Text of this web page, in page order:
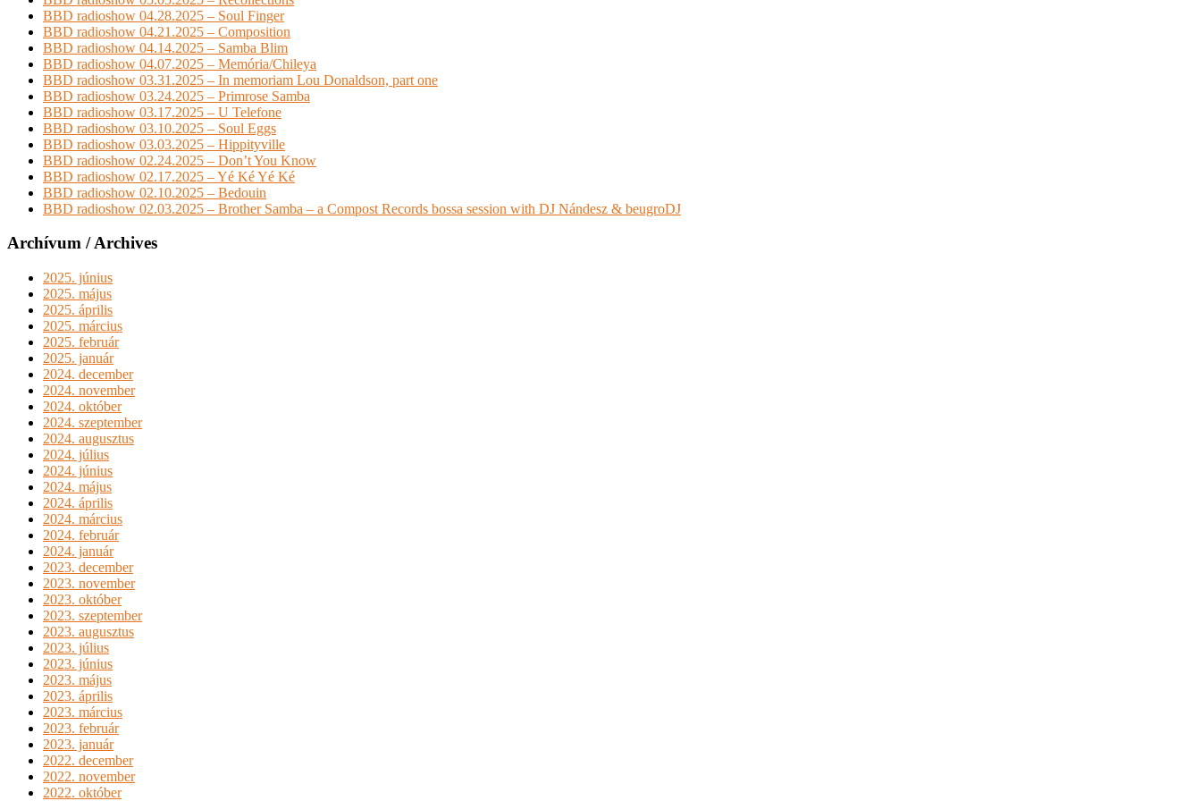
BBD radioshow 04.28.2025 – Soul Finger
BBD radioshow 04.21.2025 – Composition
BBD radioshow 04.14.2025 – Samba Blim
BBD radioshow 04.07.2025 – Memória/Chileya
BBD radioshow 03.31.2025 – In memoriam Lou Donaldson, part one
BBD radioshow 03.24.2025 – Primrose Samba
BBD radioshow 03.17.2025 – U Telefone
BBD radioshow 03.10.2025 – Soul Eggs
BBD radioshow 03.03.2025 – Hippityville
BBD radioshow 02.24.2025 – Don’t You Know
BBD radioshow 02.17.2025 – Yé Ké Yé Ké
BBD radioshow 02.10.2025 – Bedouin
BBD radioshow 02.03.2025 – Brother Samba – a Compost Records bossa session with DJ Nándesz & beugroDJ
Archívum / Archives
2025. június
2025. május
2025. április
2025. március
2025. február
2025. január
2024. december
2024. november
2024. október
2024. szeptember
2024. augusztus
2024. július
2024. június
2024. május
2024. április
2024. március
2024. február
2024. január
2023. december
2023. november
2023. október
2023. szeptember
2023. augusztus
2023. július
2023. június
2023. május
2023. április
2023. március
2023. február
2023. január
2022. december
2022. november
2022. október